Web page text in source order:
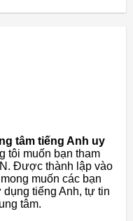
tâm tiếng Anh uy
tôi muốn bạn tham
Được thành lập vào
muốn các bạn
tiếng Anh, tự tin
tâm.